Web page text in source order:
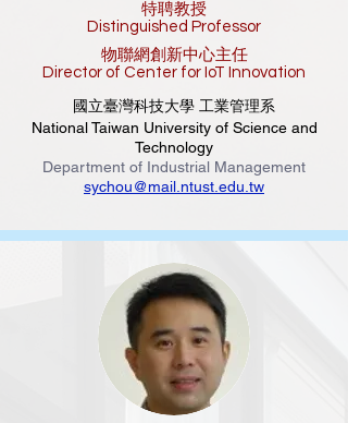
特聘教授
Distinguished Professor
物聯網創新中心主任
Director of Center for IoT Innovation
國立臺灣科技大學 工業管理系
National Taiwan University of Science and
Technology
Department of Industrial Management
sychou@mail.ntust.edu.tw